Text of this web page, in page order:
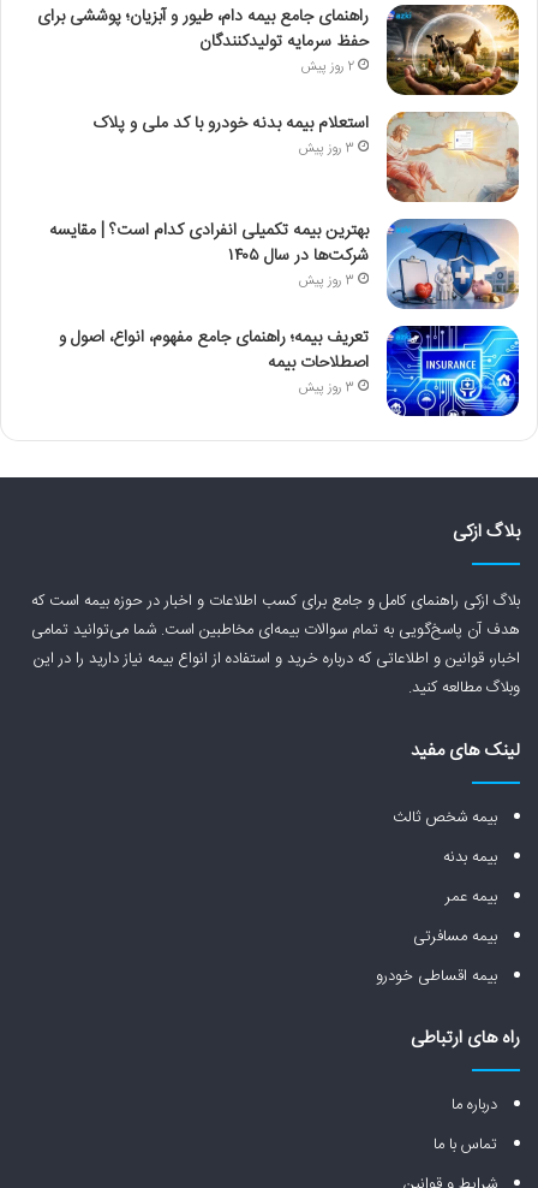
راهنمای جامع بیمه دام، طیور و آبزیان؛ پوششی برای
حفظ سرمایه تولیدکنندگان
2 روز پیش
استعلام بیمه بدنه خودرو با کد ملی و پلاک
3 روز پیش
بهترین بیمه تکمیلی انفرادی کدام است؟ | مقایسه
شرکت‌ها در سال ۱۴۰۵
3 روز پیش
تعریف بیمه؛ راهنمای جامع مفهوم، انواع، اصول و
اصطلاحات بیمه
3 روز پیش
بلاگ ازکی
بلاگ ازکی راهنمای کامل و جامع برای کسب اطلاعات و اخبار در حوزه بیمه است که
هدف آن پاسخ‌گویی به تمام سوالات بیمه‌ای مخاطبین است. شما می‌توانید تمامی
اخبار، قوانین و اطلاعاتی که درباره خرید و استفاده از انواع بیمه نیاز دارید را در این
وبلاگ مطالعه کنید.
لینک های مفید
بیمه شخص ثالث
بیمه بدنه
بیمه عمر
بیمه مسافرتی
بیمه اقساطی خودرو
راه های ارتباطی
درباره ما
تماس با ما